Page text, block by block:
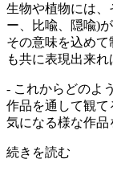
生物や植物には
ー、比喩、隠喩)が
その意味を込め
も共に表現出来れ
- これからどのよ
作品を通して観
気になる様な作品
続きを読む